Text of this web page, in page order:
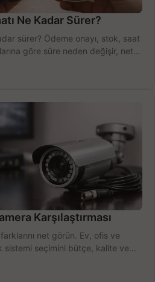
Ne Kadar Sürer?
sürer? Ödeme onayı, stok, saat
göre süre neden değişir, net
Karşılaştırması
net görün. Ev, ofis ve
sistemi seçimini bütçe, kalite ve